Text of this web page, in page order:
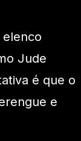
elenco
Jude
é que o
e